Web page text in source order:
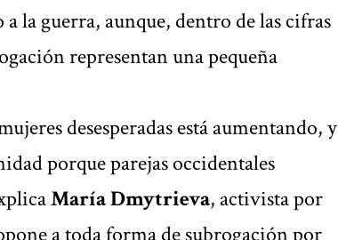
la guerra, aunque, dentro de las cifras
representan una pequeña
desesperadas está aumentando, y
porque parejas occidentales
María Dmytrieva, activista por
a toda forma de subrogación por